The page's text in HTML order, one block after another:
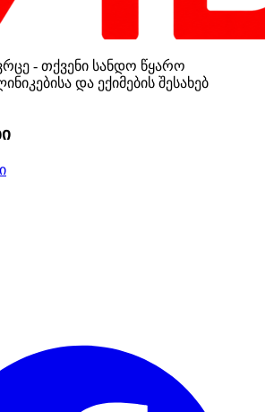
- თქვენი სანდო წყარო
და ექიმების შესახებ